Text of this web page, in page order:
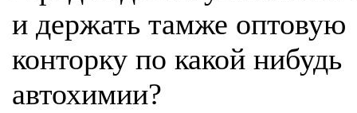
и держать тамже оптовую
конторку по какой нибудь
автохимии?